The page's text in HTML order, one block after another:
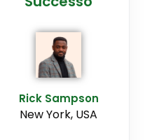
Rick Sampson
New York, USA